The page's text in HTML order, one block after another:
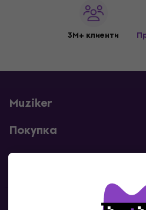
3M+ клиенти
Muziker
Покупка
Полезни линкове